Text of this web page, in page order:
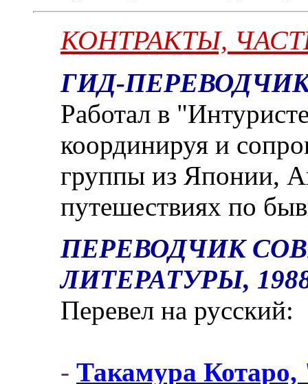
КОНТРАКТЫ,
ГИД-ПЕРЕВОДЧИК,
Работал в
координируя и
группы из Японии,
путешествиях по
ПЕРЕВОДЧИК
ЛИТЕРАТУРЫ, 1988
Перевел на русский:
- Такамура